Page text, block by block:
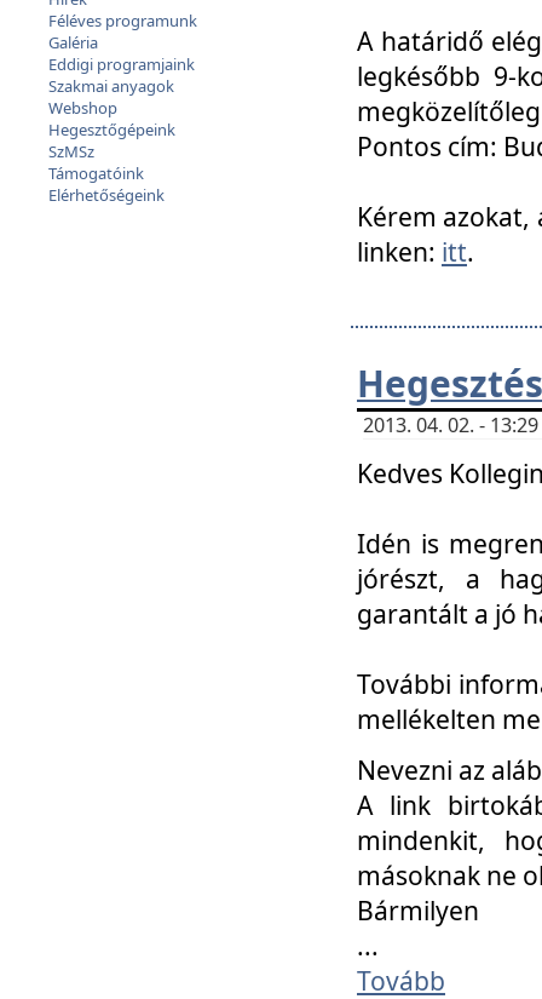
Féléves programunk
Galéria
Eddigi programjaink
Szakmai anyagok
Webshop
Hegesztőgépeink
SzMSz
Támogatóink
Elérhetőségeink
A határidő
legkésőbb 9-
Pontos cím:
Kérem azokat,
linken: itt.
2013. 04. 02. -
Kedves
Idén is
jórészt, a
garantált a jó
További
mellékelten
Nevezni az
A link
mindenkit,
másoknak ne
Bármilyen
...
Tovább